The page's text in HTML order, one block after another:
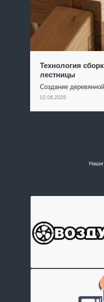
Технология
лестницы
Создание
02.08.2025
Наши